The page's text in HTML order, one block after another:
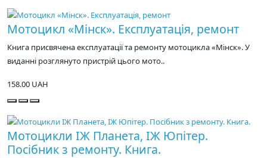
Мотоцикл «Мінск». Експлуатація, ремонт
Книга присвячена експлуатації та ремонту мотоцикла «Мінск». У
виданні розглянуто пристрій цього мото..
158.00 UAH
Мотоцикли ІЖ Планета, ІЖ Юпітер.
Посібник з ремонту. Книга.